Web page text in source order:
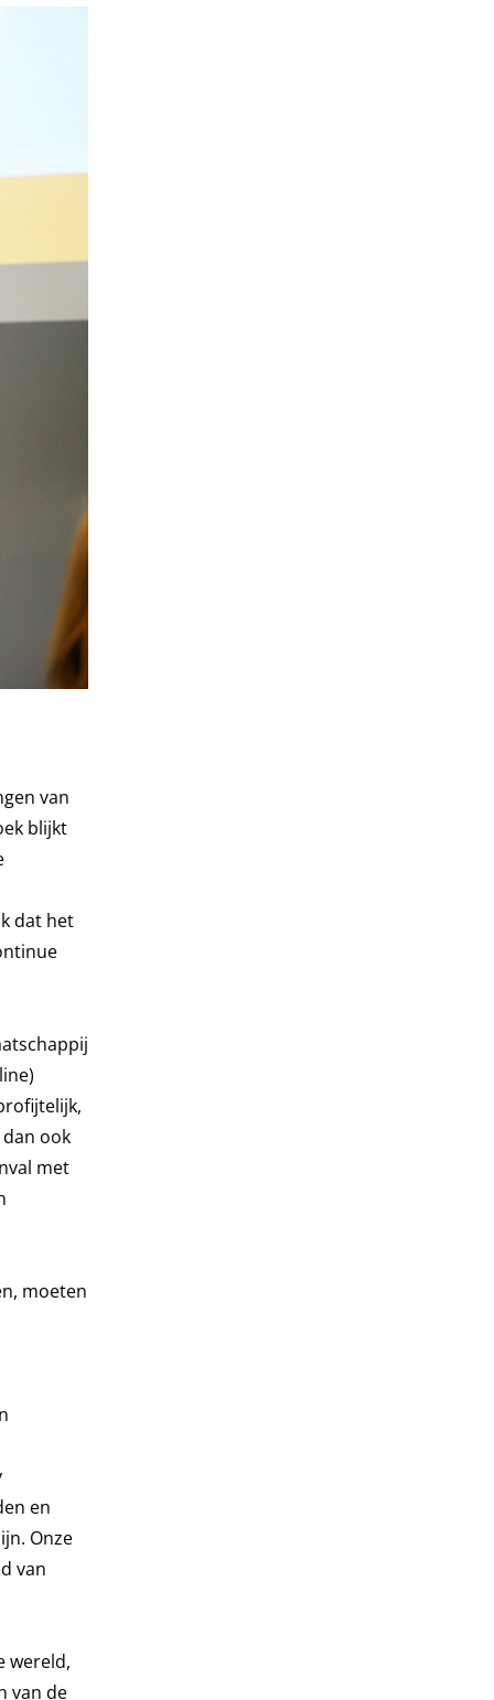
van
blijkt
dat het
ook
met
moeten
en
Onze
van
wereld,
van de